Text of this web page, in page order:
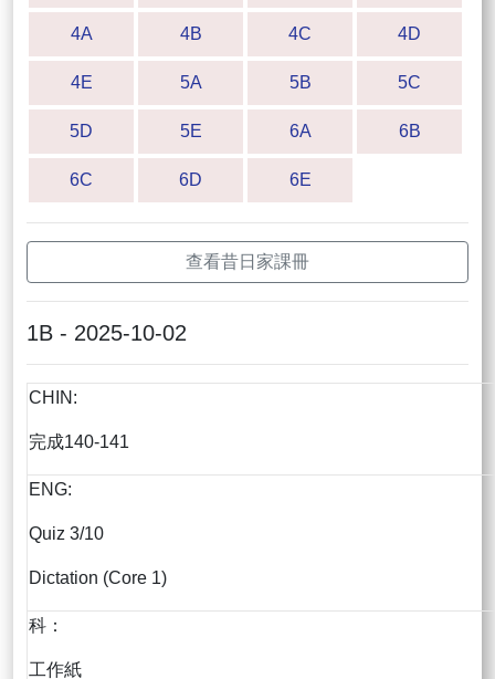
4A 4B 4C 4D
4E 5A 5B 5C
5D 5E 6A 6B
6C 6D 6E
查看昔日家課冊
1B - 2025-10-02
CHIN:
完成140-141
ENG:
Quiz 3/10
Dictation (Core 1)
科：
工作紙